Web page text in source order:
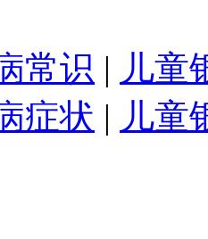
常识 | 儿童
症状 | 儿童